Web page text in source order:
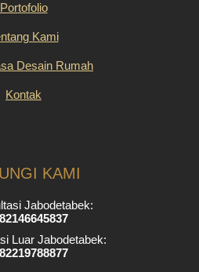
Portofolio
Kami
Desain Rumah
Kontak
KAMI
Jabodetabek:
Luar Jabodetabek: